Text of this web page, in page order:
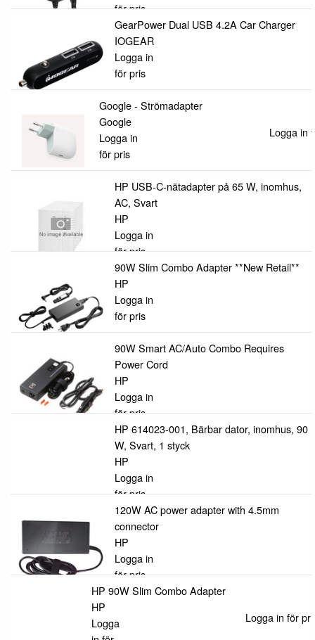
för pris
GearPower Dual USB 4.2A Car Charger
IOGEAR
Logga in
för pris
Google - Strömadapter
Google
Logga in
för pris
Logga in
HP USB-C-nätadapter på 65 W, inomhus,
AC, Svart
HP
Logga in
för pris
90W Slim Combo Adapter **New Retail**
HP
Logga in
för pris
90W Smart AC/Auto Combo Requires
Power Cord
HP
Logga in
för pris
HP 614023-001, Bärbar dator, inomhus, 90
W, Svart, 1 styck
HP
Logga in
för pris
120W AC power adapter with 4.5mm
connector
HP
Logga in
för pris
HP 90W Slim Combo Adapter
HP
Logga
Logga in för